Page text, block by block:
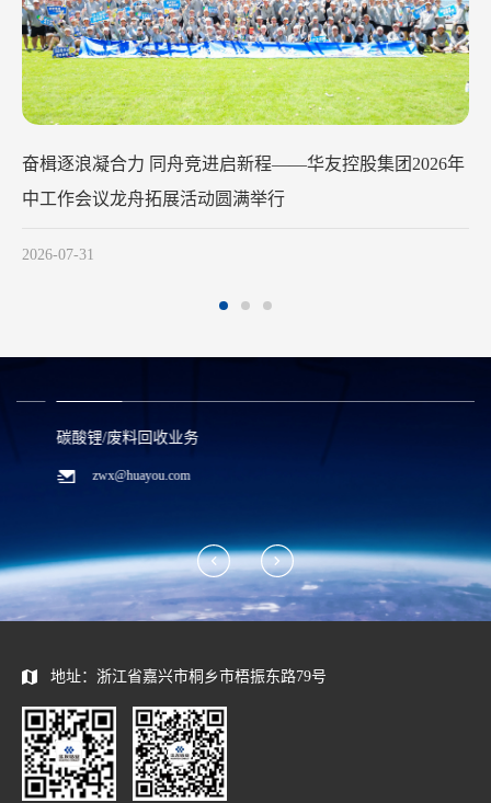
华友钴业2026年中工作会议在苏州召开
碳酸锂/废料回收业务
zwx@huayou.com
地址：浙江省嘉兴市桐乡市梧振东路79号